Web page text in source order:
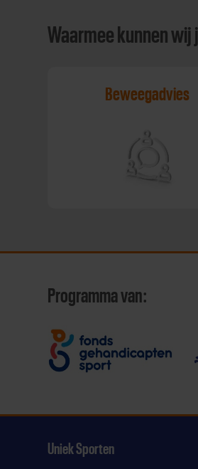
Waarmee kunnen wij
Beweegadvies
Programma van:
Uniek Sporten